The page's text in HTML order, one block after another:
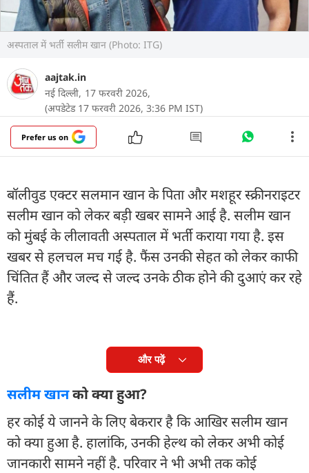
अस्पताल में भर्ती सलीम खान (Photo: ITG)
aajtak.in
नई दिल्ली, 17 फरवरी 2026,
(अपडेटेड 17 फरवरी 2026, 3:36 PM IST)
Prefer us on
बॉलीवुड एक्टर सलमान खान के पिता और मशहूर स्क्रीनराइटर
सलीम खान को लेकर बड़ी खबर सामने आई है. सलीम खान
को मुंबई के लीलावती अस्पताल में भर्ती कराया गया है. इस
खबर से हलचल मच गई है. फैंस उनकी सेहत को लेकर काफी
चिंतित हैं और जल्द से जल्द उनके ठीक होने की दुआएं कर रहे
हैं.
और पढ़ें
सलीम खानको क्या हुआ?
हर कोई ये जानने के लिए बेकरार है कि आखिर सलीम खान
को क्या हुआ है. हालांकि, उनकी हेल्थ को लेकर अभी कोई
जानकारी सामने नहीं है. परिवार ने भी अभी तक कोई